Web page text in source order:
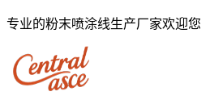
专业的粉末喷涂线生产厂家欢迎您